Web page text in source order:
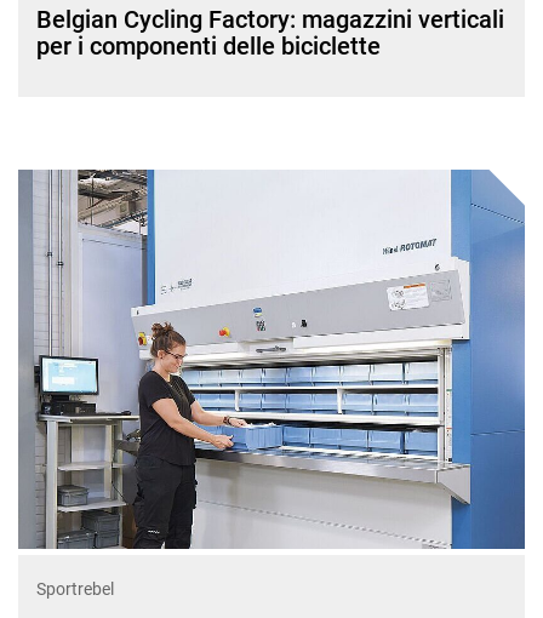
Belgian Cycling Factory: magazzini verticali
per i componenti delle biciclette
Sportrebel